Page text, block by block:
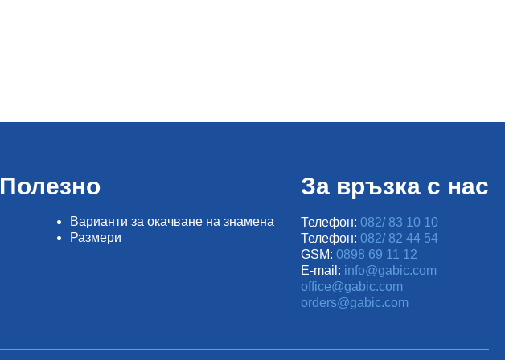
Полезно
Варианти за окачване на знамена
Размери
За връзка с нас
Телефон: 082/ 83 10 10
Телефон: 082/ 82 44 54
GSM: 0898 69 11 12
E-mail: info@gabic.com
office@gabic.com
orders@gabic.com